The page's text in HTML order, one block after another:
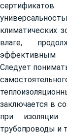
климатических
влаге,
эффективным
Следует
заключается в
при изоляции
трубопроводы и